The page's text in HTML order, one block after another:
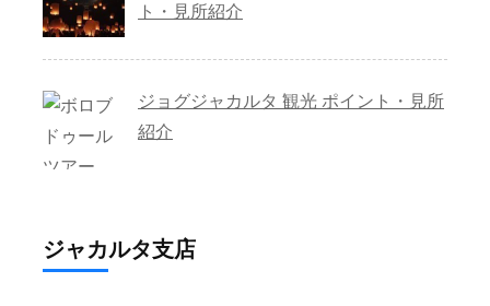
ト・見所紹介
ジョグジャカルタ 観光 ポイント・見所
紹介
ジャカルタ支店